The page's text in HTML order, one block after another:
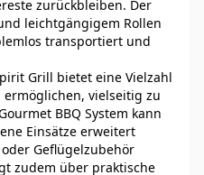
zurückbleiben. Der
leichtgängigem Rollen
transportiert und
Grill bietet eine Vielzahl
vielseitig zu
BBQ System kann
Einsätze erweitert
Geflügelzubehör
zudem über praktische